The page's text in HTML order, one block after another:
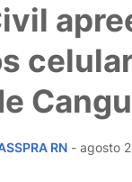
RN - agosto